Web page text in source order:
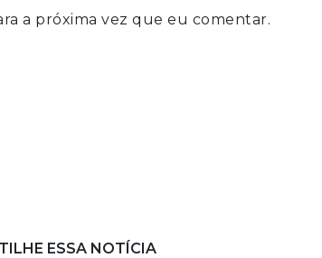
a próxima vez que eu comentar.
ESSA NOTÍCIA